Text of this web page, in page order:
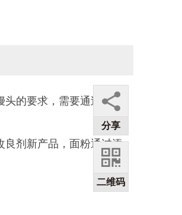
的要求，需要通过改良
剂新产品，面粉通过添
分享
二维码